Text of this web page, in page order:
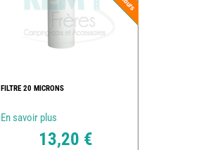
FILTRE 20 MICRONS
En savoir plus
13,20 €